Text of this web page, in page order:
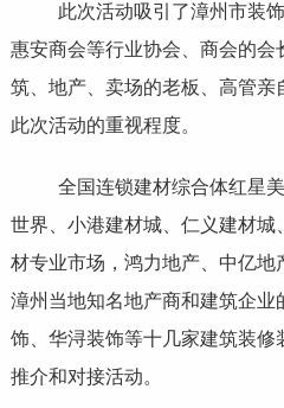
此次活动吸引了漳州市装饰
惠安商会等行业协会、商会的会
筑、地产、卖场的老板、高管
此次活动的重视程度。
全国连锁建材综合体红星美
世界、小港建材城、仁义建材城
材专业市场，鸿力地产、中亿
漳州当地知名地产商和建筑企业
饰、华浔装饰等十几家建筑装修
推介和对接活动。